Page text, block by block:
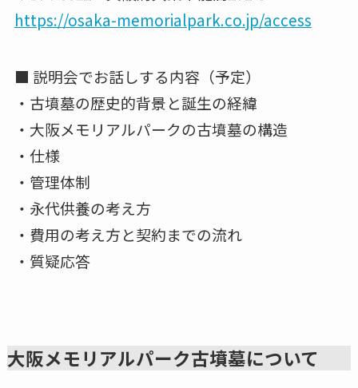
https://osaka-memorialpark.co.jp/access
■ 説明会でお話しする内容（予定）
・古墳墓の歴史的背景と誕生の経緯
・大阪メモリアルパークの古墳墓の構造
・仕様
・管理体制
・永代供養の考え方
・費用の考え方と契約までの流れ
・質疑応答
大阪メモリアルパーク古墳墓について